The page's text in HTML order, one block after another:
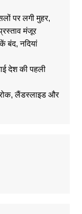
पर लगी मुहर,
मंजूर
बंद, नदियां
देश की पहली
लैंडस्लाइड और